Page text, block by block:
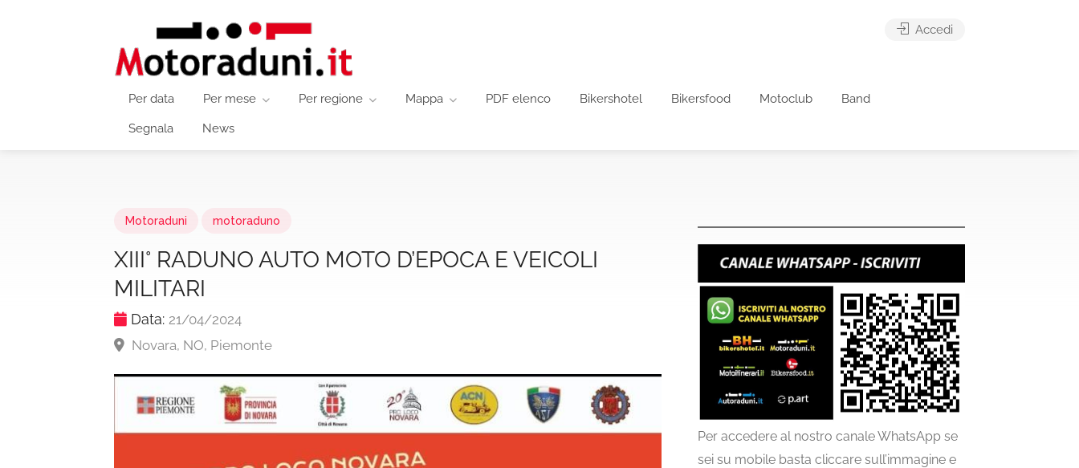
Per data Per mese Per regione Mappa PDF elenco Bikershotel Bikersfood Motoclub Band
Segnala News
Accedi
Motoraduni motoraduno
XIII° RADUNO AUTO MOTO D’EPOCA E VEICOLI
MILITARI
Data: 21/04/2024
Novara, NO, Piemonte
Per accedere al nostro canale WhatsApp se
sei su mobile basta cliccare sull’immagine e